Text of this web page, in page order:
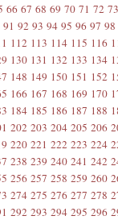
66 67 68 69 70 71 72 73
91 92 93 94 95 96 97 98
112 113 114 115 116
130 131 132 133 134
148 149 150 151 152
166 167 168 169 170
184 185 186 187 188
202 203 204 205 206
220 221 222 223 224
238 239 240 241 242
256 257 258 259 260
274 275 276 277 278
292 293 294 295 296